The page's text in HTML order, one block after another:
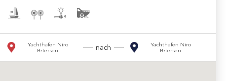
Yachthafen Niro
Petersen
nach
Yachthafen Niro
Petersen